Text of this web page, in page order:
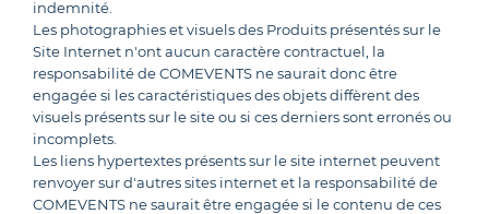
indemnité.
Les photographies et visuels des Produits présentés sur le
Site Internet n'ont aucun caractère contractuel, la
responsabilité de COMEVENTS ne saurait donc être
engagée si les caractéristiques des objets diffèrent des
visuels présents sur le site ou si ces derniers sont erronés ou
incomplets.
Les liens hypertextes présents sur le site internet peuvent
renvoyer sur d'autres sites internet et la responsabilité de
COMEVENTS ne saurait être engagée si le contenu de ces